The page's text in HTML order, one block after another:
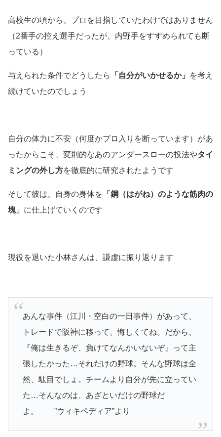
高校生の頃から、プロを目指していたわけではありません
（2番手の控え選手だったが、内野手をすすめられても断
っている）
与えられた条件でどうしたら 「自分がいかせるか」
を考え
続けていたのでしょう
自分の体力に不安 （何度かプロ入りを断っています） があ
ったからこそ、変則的なあのアンダースローの投法やタイ
ミングの外し方を徹底的に研究されたようです
そして彼は、自身の身体を 「鋼 （はがね） のような筋肉の
塊」 に仕上げていくのです
現役を退いた小林さんは、謙虚に振り返ります
あんな事件（江川・空白の一日事件）があって、
トレードで阪神に移って、悔しくてね。だから、
『俺は生きるぞ、負けてなんかいないぞ』って主
張したかった…それだけの野球。そんな野球は全
然、駄目でしょ。チームより自分が先に立ってい
た…そんなのは、あざといだけの野球だ
よ。 ”ウィキペディア”より